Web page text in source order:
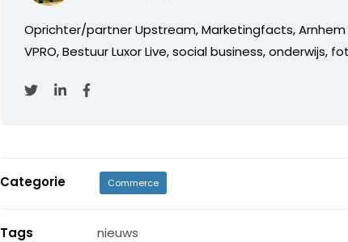
Oprichter/partner Upstream, Marketingfacts, Arnhem
VPRO, Bestuur Luxor Live, social business, onderwijs,
Categorie Commerce
Tags nieuws